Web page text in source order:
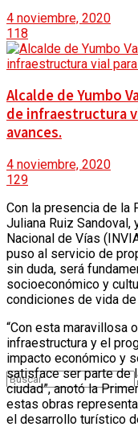
HISTORIAS
TIGO RADIO
CONTACTO
4 noviembre, 2020
118
Alcalde de Yumbo
de infraestructura
avances.
4 noviembre, 2020
129
Con la presencia de la
Juliana Ruiz
Nacional de Vías
puso al servicio de
sin duda, será
socioeconómico y
condiciones de vida
“Con esta maravillosa
infraestructura y el
impacto económico y
satisface ser parte de
ciudad”, anotó la
estas obras
el desarrollo turístico